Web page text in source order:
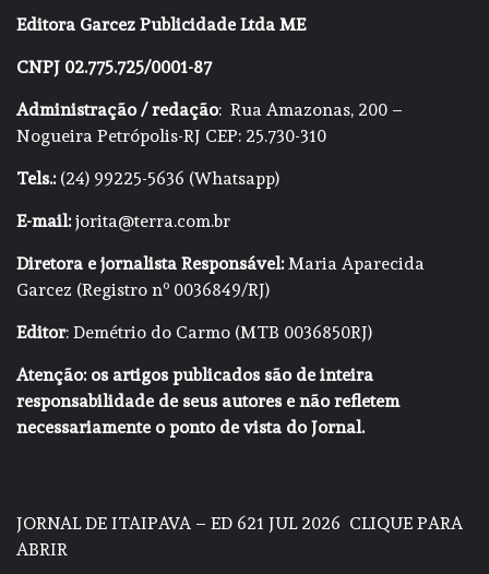
Editora Garcez Publicidade Ltda ME
CNPJ 02.775.725/0001-87
Administração / redação: Rua Amazonas, 200 –
Nogueira Petrópolis-RJ CEP: 25.730-310
Tels.:(24) 99225-5636 (Whatsapp)
E-mail:jorita@terra.com.br
Diretora e jornalista Responsável:Maria Aparecida
Garcez (Registro nº 0036849/RJ)
Editor: Demétrio do Carmo (MTB 0036850RJ)
Atenção: os artigos publicados são de inteira
responsabilidade de seus autores e não refletem
necessariamente o ponto de vista do Jornal.
JORNAL DE ITAIPAVA – ED 621 JUL 2026 CLIQUE PARA
ABRIR